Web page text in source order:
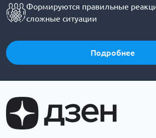
Формируются правильные
сложные ситуации
Подробнее